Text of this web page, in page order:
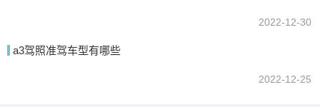
2022-12-30
a3驾照准驾车型有哪些
2022-12-25